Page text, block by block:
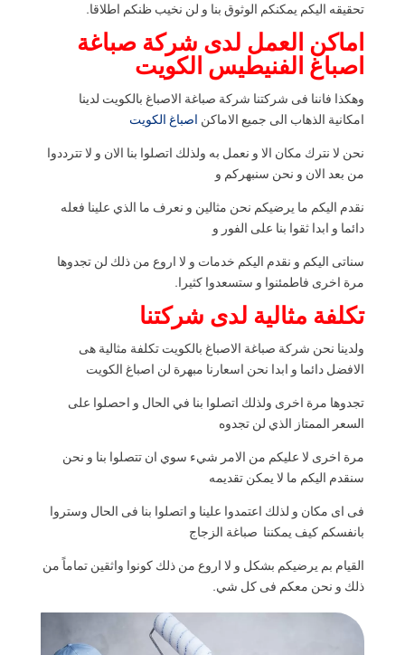
تحقيقه اليكم يمكنكم الوثوق بنا و لن نخيب ظنكم اطلاقا.
اماكن العمل لدى شركة صباغة
اصباغ الفنيطيس الكويت
وهكذا فاننا فى شركتنا شركة صباغة الاصباغ بالكويت لدينا
امكانية الذهاب الى جميع الاماكن اصباغ الكويت
نحن لا نترك مكان الا و نعمل به ولذلك اتصلوا بنا الان و لا تترددوا
من بعد الان و نحن سنبهركم و
نقدم اليكم ما يرضيكم نحن مثالين و نعرف ما الذي علينا فعله
دائما و ابدا ثقوا بنا على الفور و
سناتى اليكم و نقدم اليكم خدمات و لا اروع من ذلك لن تجدوها
مرة اخرى فاطمئنوا و ستسعدوا كثيرا.
تكلفة مثالية لدى شركتنا
ولدينا نحن شركة صباغة الاصباغ بالكويت تكلفة مثالية هى
الافضل دائما و ابدا نحن اسعارنا مبهرة لن اصباغ الكويت
تجدوها مرة اخرى ولذلك اتصلوا بنا في الحال و احصلوا على
السعر الممتاز الذي لن تجدوه
مرة اخرى لا عليكم من الامر شيء سوي ان تتصلوا بنا و نحن
سنقدم اليكم ما لا يمكن تقديمه
فى اى مكان و لذلك اعتمدوا علينا و اتصلوا بنا فى الحال وستروا
بانفسكم كيف يمكننا صباغة الزجاج
القيام بم يرضيكم بشكل و لا اروع من ذلك كونوا واثقين تماماً من
ذلك و نحن معكم فى كل شي.